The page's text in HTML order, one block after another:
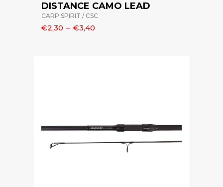
DISTANCE CAMO LEAD
CARP SPIRIT / CSC
€2,30 – €3,40